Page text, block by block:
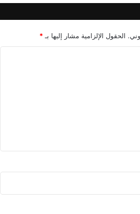
الحقول الإلزامية مشار إليها بـ *